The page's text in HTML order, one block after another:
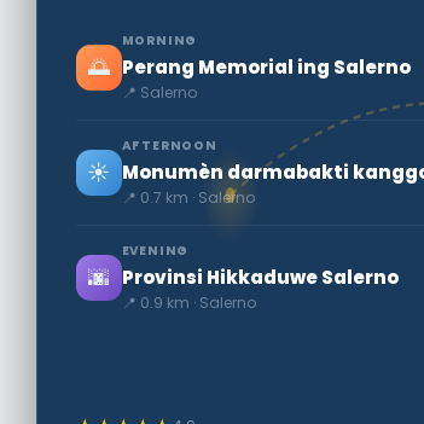
🌅
MORNING
Perang Memorial ing Salerno
📍 Salerno
☀️
AFTERNOON
📍 0.7 km · Salerno
🌆
EVENING
Provinsi Hikkaduwe Salerno
📍 0.9 km · Salerno